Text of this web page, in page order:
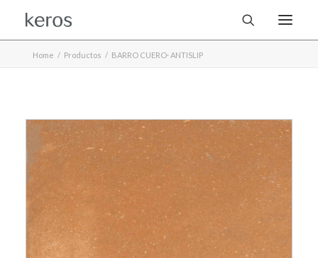
Home Productos BARRO CUERO· ANTISLIP